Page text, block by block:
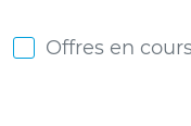
Offres en